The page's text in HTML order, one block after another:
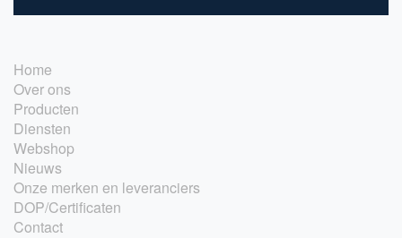
Home
Over ons
Producten
Diensten
Webshop
Nieuws
Onze merken en leveranciers
DOP/Certificaten
Contact